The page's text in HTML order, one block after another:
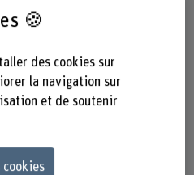
🍪
des cookies sur
la navigation sur
et de soutenir
cookies